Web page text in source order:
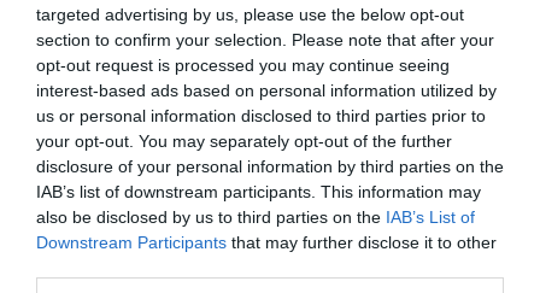
targeted advertising by us, please use the below opt-out
section to confirm your selection. Please note that after your
opt-out request is processed you may continue seeing
interest-based ads based on personal information utilized by
us or personal information disclosed to third parties prior to
your opt-out. You may separately opt-out of the further
disclosure of your personal information by third parties on the
IAB’s list of downstream participants. This information may
also be disclosed by us to third parties on the IAB’s List of
Downstream Participants that may further disclose it to other
Βουλή-Κύρωση κώδικα νομοθεσίας
για μεταναστευτικό και προσφυγικό
06/06/2022 19:30
Ολοκληρώθηκε στην αρμόδια επιτροπή της Βουλής,
η επεξεργασία τού νομοσχεδίου του υπουργείου
Μετανάστευσης & Ασύλου «Κύρωση του κώδικα...